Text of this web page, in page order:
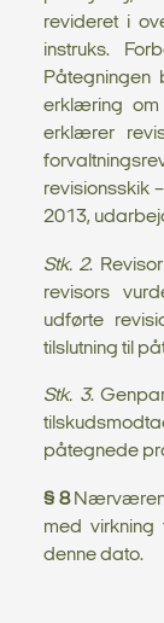
revideret i
instruks.
erklæring
erklærer
revisionsskik
2013,
Stk. 2.
revisors
udførte
tilslutning til
Stk. 3.
påtegnede
§ 8
med
denne dato.